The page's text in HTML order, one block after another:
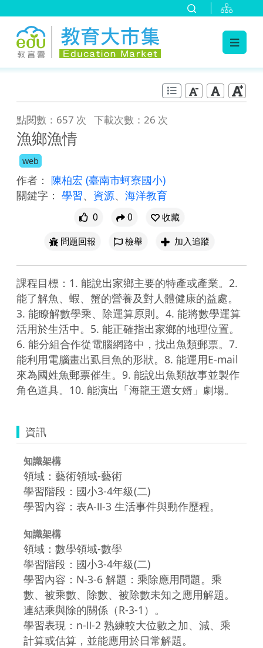
點閱數：657 次 下載次數：26 次
漁鄉漁情
web
作者： 陳柏宏 (臺南市蚵寮國小)
關鍵字： 學習、 資源、 海洋教育
0 0
收藏
問題回報
檢舉 加入追蹤
課程目標：1. 能說出家鄉主要的特產或產業。2.
能了解魚、蝦、蟹的營養及對人體健康的益處。
3. 能瞭解數學乘、除運算原則。4. 能將數學運算
活用於生活中。5. 能正確指出家鄉的地理位置。
6. 能分組合作從電腦網路中，找出魚類郵票。7.
能利用電腦畫出虱目魚的形狀。8. 能運用E-mail
來為國姓魚郵票催生。9. 能說出魚類故事並製作
角色道具。10. 能演出「海龍王選女婿」劇場。
資訊
知識架構
領域：藝術領域-藝術
學習階段：國小3-4年級(二)
學習內容：表A-Ⅱ-3 生活事件與動作歷程。
知識架構
領域：數學領域-數學
學習階段：國小3-4年級(二)
學習內容：N-3-6 解題：乘除應用問題。乘
數、被乘數、除數、被除數未知之應用解題。
連結乘與除的關係（R-3-1）。
學習表現：n-Ⅱ-2 熟練較大位數之加、減、乘
計算或估算，並能應用於日常解題。